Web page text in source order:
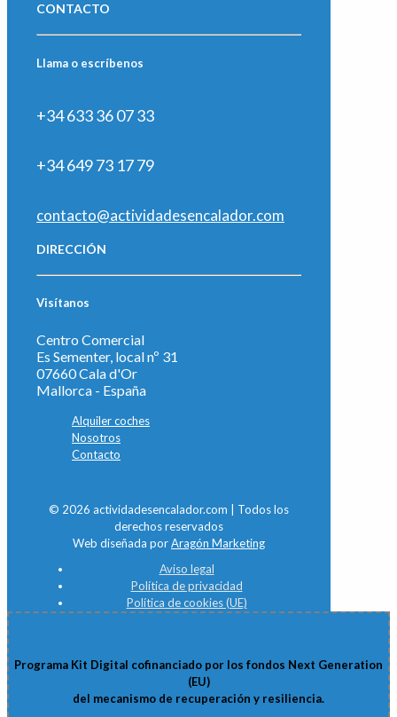
CONTACTO
Llama o escríbenos
+34 633 36 07 33
+34 649 73 17 79
contacto@actividadesencalador.com
DIRECCIÓN
Visítanos
Centro Comercial
Es Sementer, local nº 31
07660 Cala d'Or
Mallorca - España
Alquiler coches
Nosotros
Contacto
© 2026 actividadesencalador.com | Todos los
derechos reservados
Web diseñada porAragón Marketing
Aviso legal
Política de privacidad
Política de cookies (UE)
Programa Kit Digital cofinanciado por los fondos Next Generation
(EU)
del mecanismo de recuperación y resiliencia.